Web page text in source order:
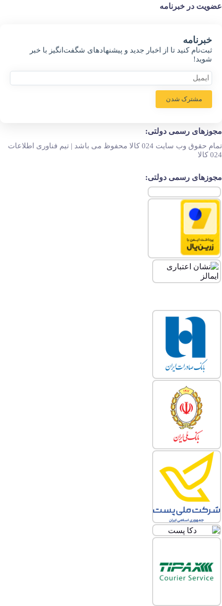
عضویت در خبرنامه
خبر‌نامه
ثبت‌نام کنید تا از اخبار جدید و پیشنهاد‌های شگفت‌انگیز با خبر
شوید!
مشترک شدن
مجوزهای رسمی دولتی:
تمام حقوق وب سایت 024 کالا محفوظ می باشد | تیم فناوری اطلاعات
024 کالا
مجوزهای رسمی دولتی: